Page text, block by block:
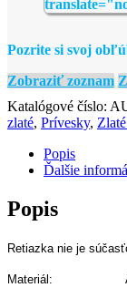
Pozrite si svoj
Zobraziť zoznam
Katalógové číslo:
zlaté, Prívesky,
Popis
Ďalšie
Popis
Retiazka nie je
Materiál: Au